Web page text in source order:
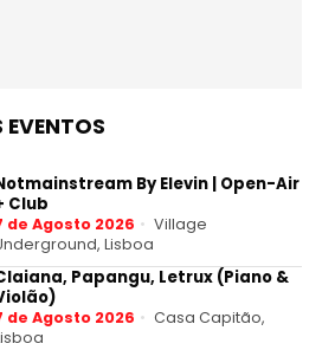
By Elevin | Open-Air
Club
de Agosto 2026
Village
Lisboa
Papangu, Letrux (Piano &
de Agosto 2026
Casa Capitão,